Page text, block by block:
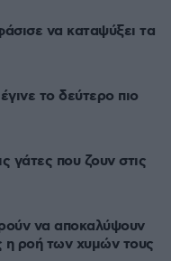
να καταψύξει τα
το δεύτερο πιο
γάτες που ζουν στις
να αποκαλύψουν
η ροή των χυμών τους